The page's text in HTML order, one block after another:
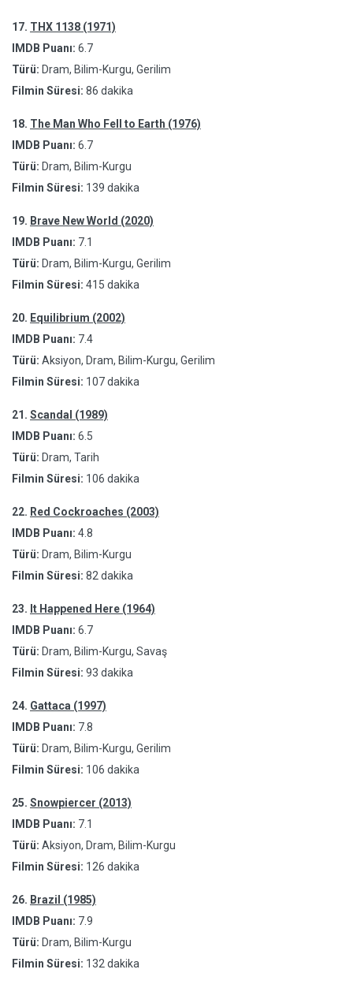
17. THX 1138 (1971)
IMDB Puanı: 6.7
Türü: Dram, Bilim-Kurgu, Gerilim
Filmin Süresi: 86 dakika
18. The Man Who Fell to Earth (1976)
IMDB Puanı: 6.7
Türü: Dram, Bilim-Kurgu
Filmin Süresi: 139 dakika
19. Brave New World (2020)
IMDB Puanı: 7.1
Türü: Dram, Bilim-Kurgu, Gerilim
Filmin Süresi: 415 dakika
20. Equilibrium (2002)
IMDB Puanı: 7.4
Türü: Aksiyon, Dram, Bilim-Kurgu, Gerilim
Filmin Süresi: 107 dakika
21. Scandal (1989)
IMDB Puanı: 6.5
Türü: Dram, Tarih
Filmin Süresi: 106 dakika
22. Red Cockroaches (2003)
IMDB Puanı: 4.8
Türü: Dram, Bilim-Kurgu
Filmin Süresi: 82 dakika
23. It Happened Here (1964)
IMDB Puanı: 6.7
Türü: Dram, Bilim-Kurgu, Savaş
Filmin Süresi: 93 dakika
24. Gattaca (1997)
IMDB Puanı: 7.8
Türü: Dram, Bilim-Kurgu, Gerilim
Filmin Süresi: 106 dakika
25. Snowpiercer (2013)
IMDB Puanı: 7.1
Türü: Aksiyon, Dram, Bilim-Kurgu
Filmin Süresi: 126 dakika
26. Brazil (1985)
IMDB Puanı: 7.9
Türü: Dram, Bilim-Kurgu
Filmin Süresi: 132 dakika